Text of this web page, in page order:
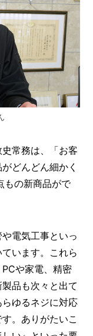
常務は、「お客
どんどん細かく
もの新商品がで
電気工事といっ
います。これら
や家電、精密
品も次々と出て
ゆるネジに対応
。ありがたいこ